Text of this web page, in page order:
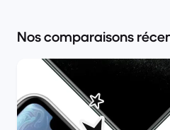
Nos comparaisons